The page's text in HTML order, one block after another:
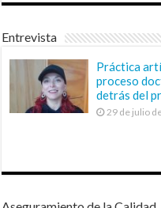
Entrevista
Práctica
proceso
detrás del
29 de julio